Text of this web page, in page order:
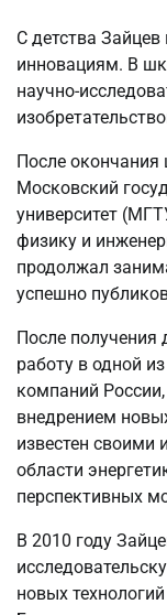
С детства Зайцев
инновациям. В
научно-
После
Московский
университет
физику и
продолжал
успешно
После получения
работу в одной
компаний
внедрением
известен
области
перспективных
В 2010 году
новых